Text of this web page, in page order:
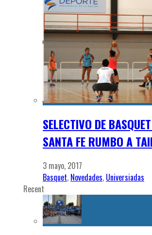
SELECTIVO DE
SANTA FE RUMBO A
3 mayo, 2017
Basquet, Novedades, Universiadas
Recent